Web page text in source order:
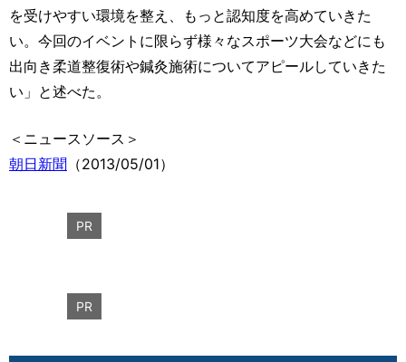
を受けやすい環境を整え、もっと認知度を高めていきた
い。今回のイベントに限らず様々なスポーツ大会などにも
出向き柔道整復術や鍼灸施術についてアピールしていきた
い」と述べた。
＜ニュースソース＞
朝日新聞 （2013/05/01）
PR
PR